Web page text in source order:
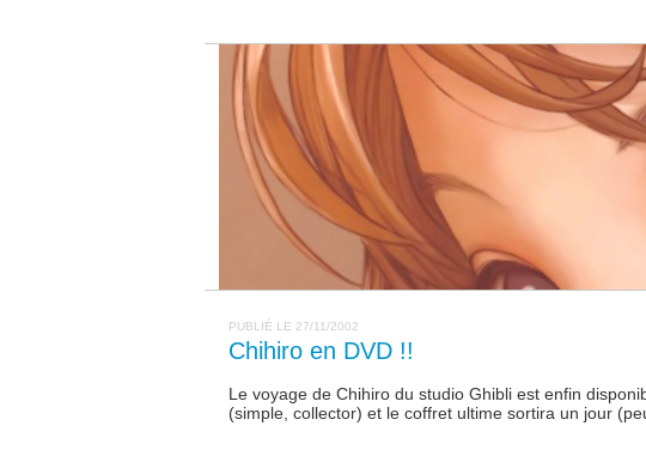
PUBLIÉ LE 27/11/2002
Chihiro en DVD !!
Le voyage de Chihiro du studio Ghibli est enfin
(simple, collector) et le coffret ultime sortira un jour